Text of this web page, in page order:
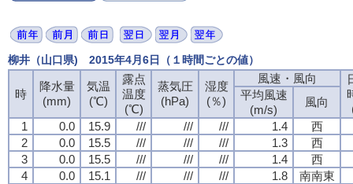
柳井（山口県) 2015年4月6日（１時間ごとの値）
時
降水量
(mm)
気温
(℃)
露点
温度
(℃)
蒸気圧
(hPa)
湿度
(％)
風速・風向
平均風速
(m/s)
風向
1
0.0 15.9 /// /// /// 1.4
西
2
0.0 15.5 /// /// /// 1.3
西
3
0.0 15.5 /// /// /// 1.4
西
4
0.0 15.1 /// /// /// 1.8
南南東